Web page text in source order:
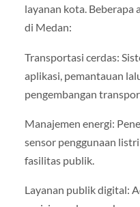
layanan kota. Beberapa
di Medan:
Transportasi cerdas:
aplikasi, pemantauan
pengembangan
Manajemen energi:
sensor penggunaan
fasilitas publik.
Layanan publik digital: